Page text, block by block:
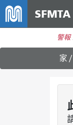
SFMTA
警報
家